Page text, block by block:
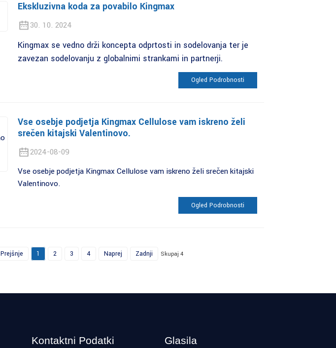
Ekskluzivna koda za povabilo Kingmax
30. 10. 2024
Kingmax se vedno drži koncepta odprtosti in sodelovanja ter je
zavezan sodelovanju z globalnimi strankami in partnerji.
Ogled Podrobnosti
Vse osebje podjetja Kingmax Cellulose vam iskreno želi
srečen kitajski Valentinovo.
2024-08-09
Vse osebje podjetja Kingmax Cellulose vam iskreno želi srečen kitajski
Valentinovo.
Ogled Podrobnosti
Prejšnje 1 2 3 4 Naprej Zadnji Skupaj 4
Kontaktni Podatki Glasila